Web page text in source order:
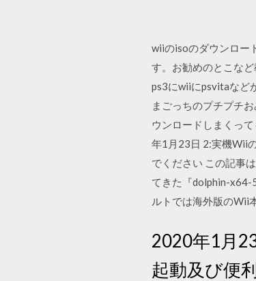
wiiのisoのダウンロー
す。お勧めのとこな
ps3にwiiにpsvitaなど
まごっちのプチプチ
ウンロードしまくっ
年1月23日 2:実機Wii
でください この記事
てきた『dolphin-x64-
ルトでは海外版のWii
2020年1月
起動及び便